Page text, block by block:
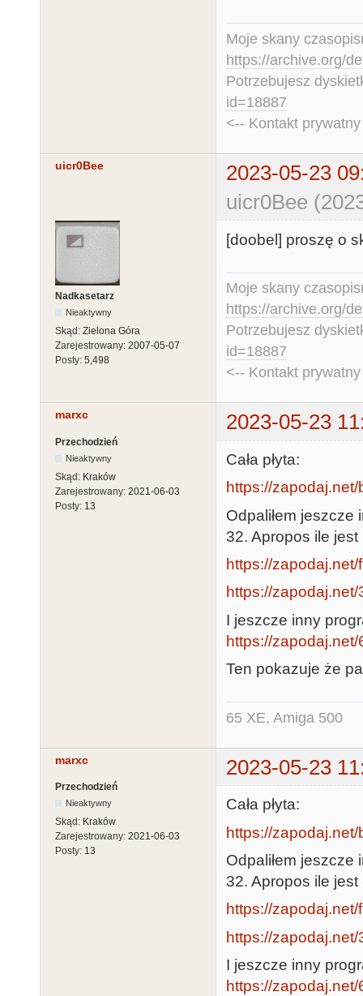
Moje skany
https://archive.org/
Potrzebujesz
id=18887
<-- Kontakt
uicr0Bee
2023-05-23
uicr0Bee
Nadkasetarz
Nieaktywny
Skąd: Zielona Góra
Zarejestrowany: 2007-05-07
Posty: 5,498
[doobel] proszę o
Moje skany
https://archive.org/
Potrzebujesz
id=18887
<-- Kontakt
marxc 2023-05-23
Przechodzień
Nieaktywny
Skąd: Kraków
Zarejestrowany: 2021-06-03
Posty: 13
Cała płyta:
https://
Odpaliłem
32. Apropos ile
https://
https://
I jeszcze inny
https://
Ten pokazuje że
65 XE, Amiga 500
marxc 2023-05-23
Przechodzień
Nieaktywny
Skąd: Kraków
Zarejestrowany: 2021-06-03
Posty: 13
Cała płyta:
https://
Odpaliłem
32. Apropos ile
https://
https://
I jeszcze inny
https://